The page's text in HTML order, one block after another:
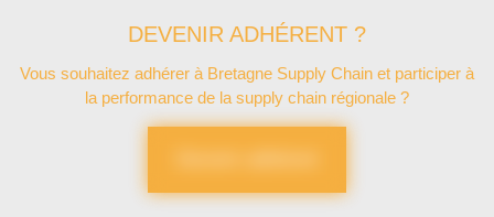
DEVENIR ADHÉRENT ?
Vous souhaitez adhérer à Bretagne Supply Chain et participer à
la performance de la supply chain régionale ?